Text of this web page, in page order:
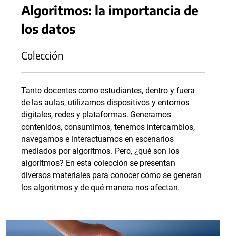
Algoritmos: la importancia de
los datos
Colección
Tanto docentes como estudiantes, dentro y fuera
de las aulas, utilizamos dispositivos y entornos
digitales, redes y plataformas. Generamos
contenidos, consumimos, tenemos intercambios,
navegamos e interactuamos en escenarios
mediados por algoritmos. Pero, ¿qué son los
algoritmos? En esta colección se presentan
diversos materiales para conocer cómo se generan
los algoritmos y de qué manera nos afectan.